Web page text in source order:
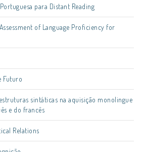
para Distant Reading
of Language Proficiency for
Futuro
sintáticas na aquisição monolingue
e do francês
Relations